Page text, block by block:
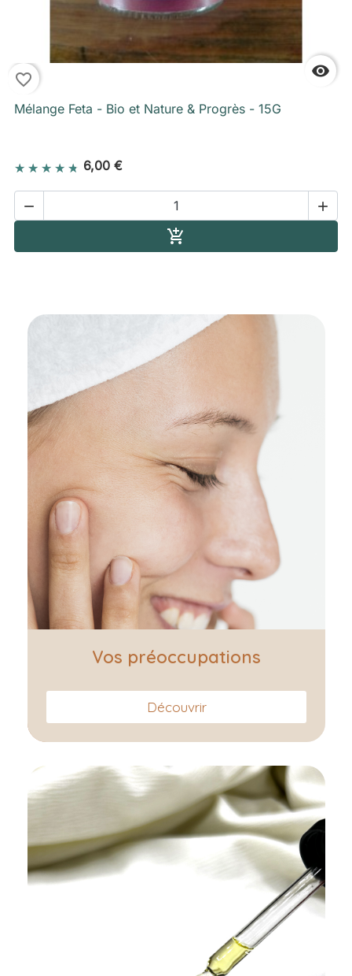

favorite_border
Mélange Feta - Bio et Nature & Progrès - 15G
6,00 €
 

Vos préoccupations
Découvrir